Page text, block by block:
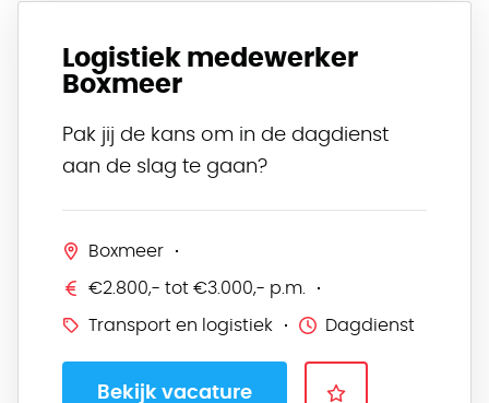
Logistiek medewerker
Boxmeer
Pak jij de kans om in de dagdienst
aan de slag te gaan?
Boxmeer
€2.800,- tot €3.000,- p.m.
Transport en logistiek Dagdienst
Bekijk vacature